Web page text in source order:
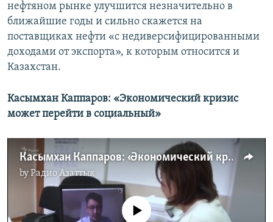
нефтяном рынке улучшится незначительно в
ближайшие годы и сильно скажется на
поставщиках нефти «с недиверсифицированными
доходами от экспорта», к которым относится и
Казахстан.
Касымхан Каппаров: «Экономический кризис
может перейти в социальный»
Касымхан Каппаров: «Экономический кризис может перейти в социальный»
byРадио Азаттык
No media source currently available